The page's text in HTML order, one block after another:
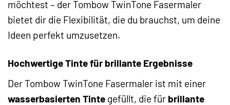
möchtest – der Tombow TwinTone Fasermaler
bietet dir die Flexibilität, die du brauchst, um deine
Ideen perfekt umzusetzen.
Hochwertige Tinte für brillante Ergebnisse
Der Tombow TwinTone Fasermaler ist mit einer
wasserbasierten Tinte gefüllt, die für brillante